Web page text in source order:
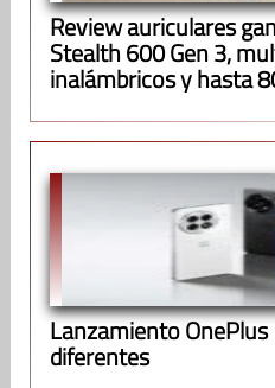
Review auriculares
Stealth 600 Gen 3,
inalámbricos y hasta
Lanzamiento
diferentes